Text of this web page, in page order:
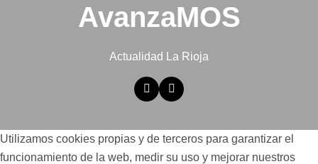
AvanzaMOS
Actualidad La Rioja
Utilizamos cookies propias y de terceros para garantizar el
funcionamiento de la web, medir su uso y mejorar nuestros